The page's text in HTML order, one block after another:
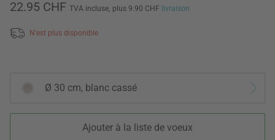
22.95 CHF TVA incluse, plus 9.90 CHF livraison
N’est plus disponible
Ø 30 cm, blanc cassé
Ajouter à la liste de voeux